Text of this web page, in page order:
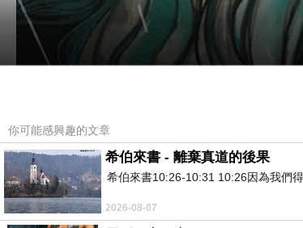
你可能感興趣的文章
希伯來書 - 離棄真道的後果
希伯來書10:26-10:31 10:26因為我們
2026-08-07